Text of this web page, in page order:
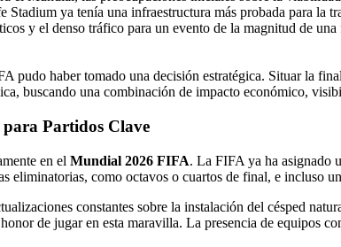
ya tenía una infraestructura más probada para la
y el denso tráfico para un evento de la magnitud de
pudo haber tomado una decisión estratégica. Situar la
buscando una combinación de impacto económico,
Partidos Clave
en el Mundial 2026 FIFA. La FIFA ya ha asignado
eliminatorias, como octavos o cuartos de final, e incluso
constantes sobre la instalación del césped
de jugar en esta maravilla. La presencia de equipos